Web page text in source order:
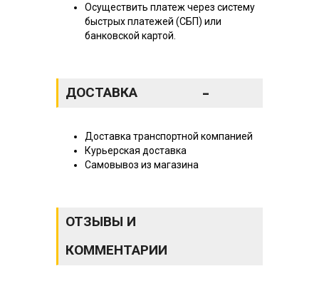
Осуществить платеж через систему
быстрых платежей (СБП) или
банковской картой.
ДОСТАВКА -
Доставка транспортной компанией
Курьерская доставка
Самовывоз из магазина
ОТЗЫВЫ И
КОММЕНТАРИИ